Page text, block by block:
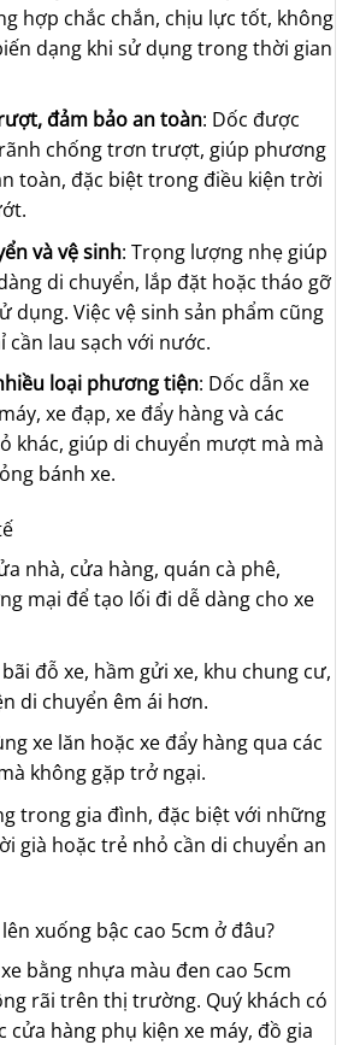
hợp chắc chắn, chịu lực tốt, không
dạng khi sử dụng trong thời gian
đảm bảo an toàn: Dốc được
chống trơn trượt, giúp phương
toàn, đặc biệt trong điều kiện trời
và vệ sinh: Trọng lượng nhẹ giúp
di chuyển, lắp đặt hoặc tháo gỡ
dụng. Việc vệ sinh sản phẩm cũng
cần lau sạch với nước.
loại phương tiện: Dốc dẫn xe
xe đạp, xe đẩy hàng và các
khác, giúp di chuyển mượt mà mà
bánh xe.
nhà, cửa hàng, quán cà phê,
mại để tạo lối đi dễ dàng cho xe
đỗ xe, hầm gửi xe, khu chung cư,
di chuyển êm ái hơn.
xe lăn hoặc xe đẩy hàng qua các
không gặp trở ngại.
trong gia đình, đặc biệt với những
già hoặc trẻ nhỏ cần di chuyển an
xuống bậc cao 5cm ở đâu?
bằng nhựa màu đen cao 5cm
rãi trên thị trường. Quý khách có
cửa hàng phụ kiện xe máy, đồ gia